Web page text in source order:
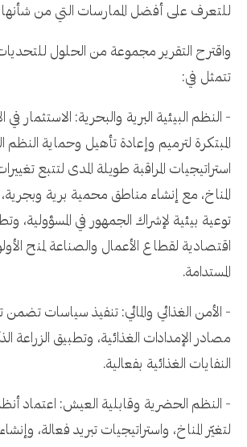
للتعرف على أفضل الممارسات التي من
واقترح التقرير مجموعة من الحلول للتحديات
تتمثل في:
- النظم البيئية البرية والبحرية: الاستثمار في
المبتكرة لترميم وإعادة تأهيل وحماية النظم
استراتيجيات المراقبة طويلة المدى لتتبع
المناخ، مع إنشاء مناطق محمية برية
توعية بيئية لإشراك الجمهور في المسؤولية،
اقتصادية لقطاع الأعمال والصناعة لمنح
المستدامة.
- الأمن الغذائي والمائي: تنفيذ سياسات تضمن
مصادر الإمدادات الغذائية، وتطبيق الزراعة
النفايات الغذائية بفعالية.
- النظم الحضرية وقابلية العيش: اعتماد
لتغيّر المناخ، واستراتيجيات تبريد فعالة،